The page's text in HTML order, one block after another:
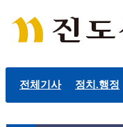
전체기사 정치.행정